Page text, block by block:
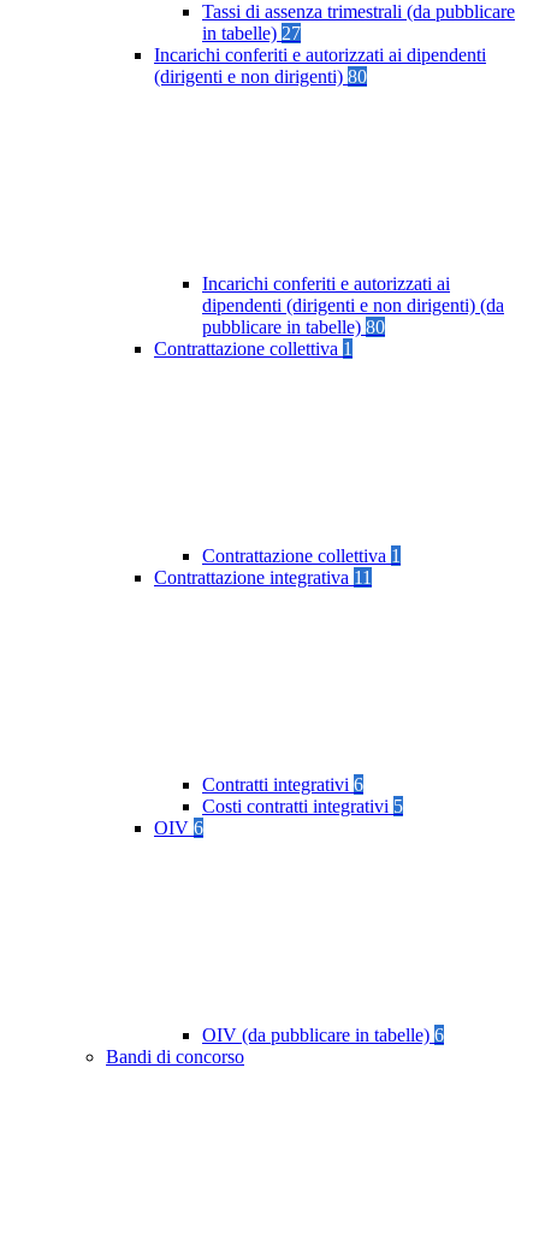
Tassi di assenza trimestrali (da pubblicare
in tabelle) 27
Incarichi conferiti e autorizzati ai dipendenti
(dirigenti e non dirigenti) 80
Incarichi conferiti e autorizzati ai
dipendenti (dirigenti e non dirigenti) (da
pubblicare in tabelle) 80
Contrattazione collettiva 1
Contrattazione collettiva 1
Contrattazione integrativa 11
Contratti integrativi 6
Costi contratti integrativi 5
OIV 6
OIV (da pubblicare in tabelle) 6
Bandi di concorso